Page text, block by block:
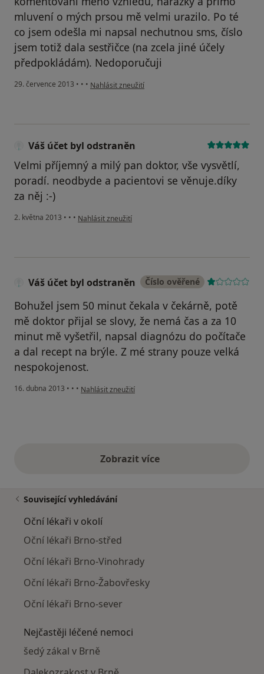
mluvení o mých prsou mě velmi urazilo. Po té
co jsem odešla mi napsal nechutnou sms, číslo
jsem totiž dala sestřičce (na zcela jiné účely
předpokládám). Nedoporučuji
29. července 2013 • • • podle názoru uživatele zl
Nahlásit zneužití
Váš účet byl odstraněn
Velmi příjemný a milý pan doktor, vše vysvětlí,
poradí. neodbyde a pacientovi se věnuje.díky
za něj :-)
2. května 2013 • • • podle názoru uživatele Váš účet byl odstraněn
Nahlásit zneužití
Váš účet byl odstraněn Číslo ověřené
Bohužel jsem 50 minut čekala v čekárně, potě
mě doktor přijal se slovy, že nemá čas a za 10
minut mě vyšetřil, napsal diagnózu do počítače
a dal recept na brýle. Z mé strany pouze velká
nespokojenost.
16. dubna 2013 • • • podle názoru uživatele Váš účet byl odstraněn
Nahlásit zneužití
Zobrazit vícevýše uvedené názory
Související vyhledávání
Oční lékaři v okolí
Oční lékaři Brno-střed
Oční lékaři Brno-Vinohrady
Oční lékaři Brno-Žabovřesky
Oční lékaři Brno-sever
Nejčastěji léčené nemoci
šedý zákal v Brně